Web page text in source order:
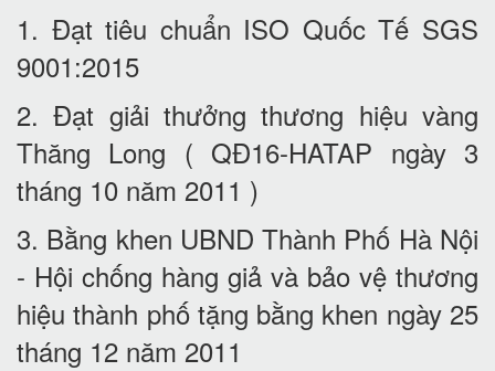
1. Đạt tiêu chuẩn ISO Quốc Tế SGS
9001:2015
2. Đạt giải thưởng thương hiệu vàng
Thăng Long ( QĐ16-HATAP ngày 3
tháng 10 năm 2011 )
3. Bằng khen UBND Thành Phố Hà Nội
- Hội chống hàng giả và bảo vệ thương
hiệu thành phố tặng bằng khen ngày 25
tháng 12 năm 2011